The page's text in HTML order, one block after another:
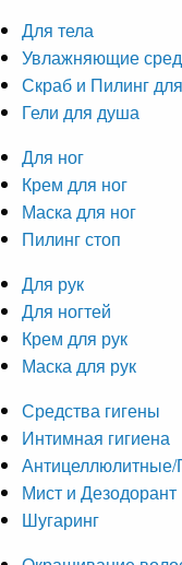
Для тела
Увлажняющие
Скраб и Пилинг
Гели для душа
Для ног
Крем для ног
Маска для ног
Пилинг стоп
Для рук
Для ногтей
Крем для рук
Маска для рук
Средства гигены
Интимная гигиена
Мист и Дезодорант
Шугаринг